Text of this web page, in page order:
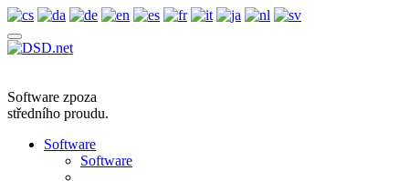
Software zpoza
středního proudu.
Software
Software